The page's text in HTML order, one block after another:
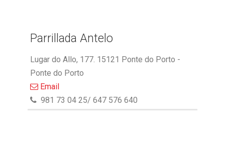
Parrillada Antelo
Lugar do Allo, 177. 15121 Ponte do Porto -
Ponte do Porto
Email
981 73 04 25/ 647 576 640